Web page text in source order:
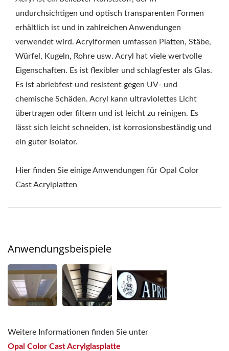
undurchsichtigen und optisch transparenten Formen
erhältlich ist und in zahlreichen Anwendungen
verwendet wird. Acrylformen umfassen Platten, Stäbe,
Würfel, Kugeln, Rohre usw. Acryl hat viele wertvolle
Eigenschaften. Es ist flexibler und schlagfester als Glas.
Es ist abriebfest und resistent gegen UV- und
chemische Schäden. Acryl kann ultraviolettes Licht
übertragen oder filtern und ist leicht zu reinigen. Es
lässt sich leicht schneiden, ist korrosionsbeständig und
ein guter Isolator.
Hier finden Sie einige Anwendungen für Opal Color
Cast Acrylplatten
Anwendungsbeispiele
Weitere Informationen finden Sie unter
Opal Color Cast Acrylglasplatte